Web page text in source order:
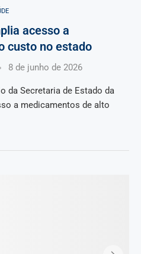
acesso a
custo no estado
8 de junho de 2026
da Secretaria de Estado da
a medicamentos de alto